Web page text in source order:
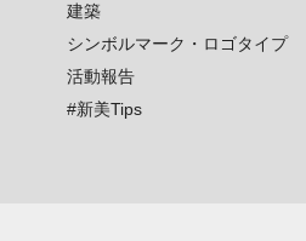
建築
シンボルマーク・ロゴタイプ
活動報告
#新美Tips